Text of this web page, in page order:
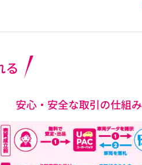
る
安心・安全な取引の仕組み